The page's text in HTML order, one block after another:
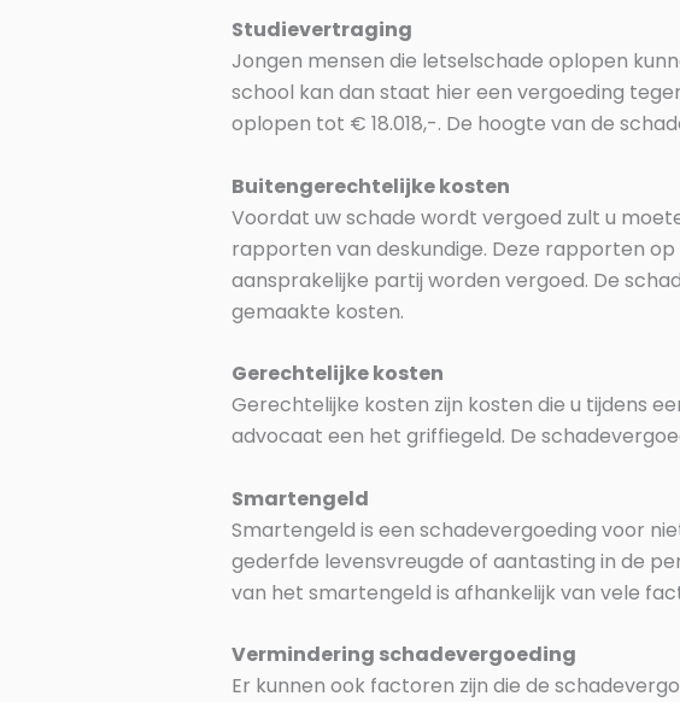
Studievertraging
Jongen mensen die letselschade oplopen
school kan dan staat hier een vergoeding
oplopen tot € 18.018,-. De hoogte van de
Buitengerechtelijke kosten
Voordat uw schade wordt vergoed zult u
rapporten van deskundige. Deze rapporten
aansprakelijke partij worden vergoed. De
gemaakte kosten.
Gerechtelijke kosten
Gerechtelijke kosten zijn kosten die u tijdens
advocaat een het griffiegeld. De
Smartengeld
Smartengeld is een schadevergoeding voor
gederfde levensvreugde of aantasting in de
van het smartengeld is afhankelijk van vele
Vermindering schadevergoeding
Er kunnen ook factoren zijn die de